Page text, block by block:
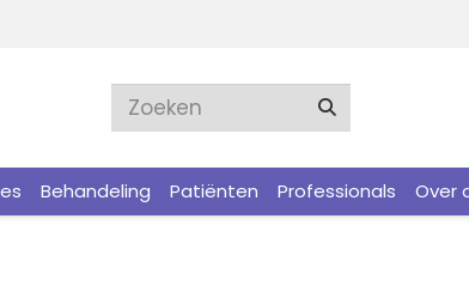
Behandeling Patiënten Professionals Over